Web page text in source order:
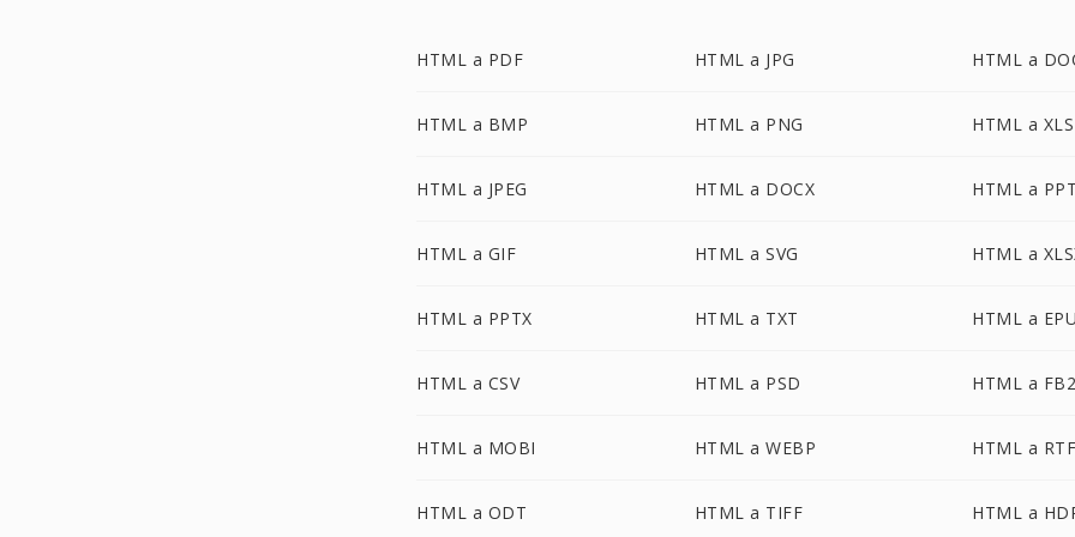
HTML a PDF HTML a JPG HTML a
HTML a BMP HTML a PNG HTML a XLS
HTML a JPEG HTML a DOCX HTML a PPT
HTML a GIF HTML a SVG HTML a
HTML a PPTX HTML a TXT HTML a
HTML a CSV HTML a PSD HTML a FB2
HTML a MOBI HTML a WEBP HTML a RTF
HTML a ODT HTML a TIFF HTML a